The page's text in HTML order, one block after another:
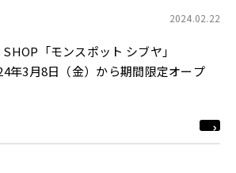
2024.02.22
「モンスポット シブヤ」
年3月8日（金）から期間限定オープ